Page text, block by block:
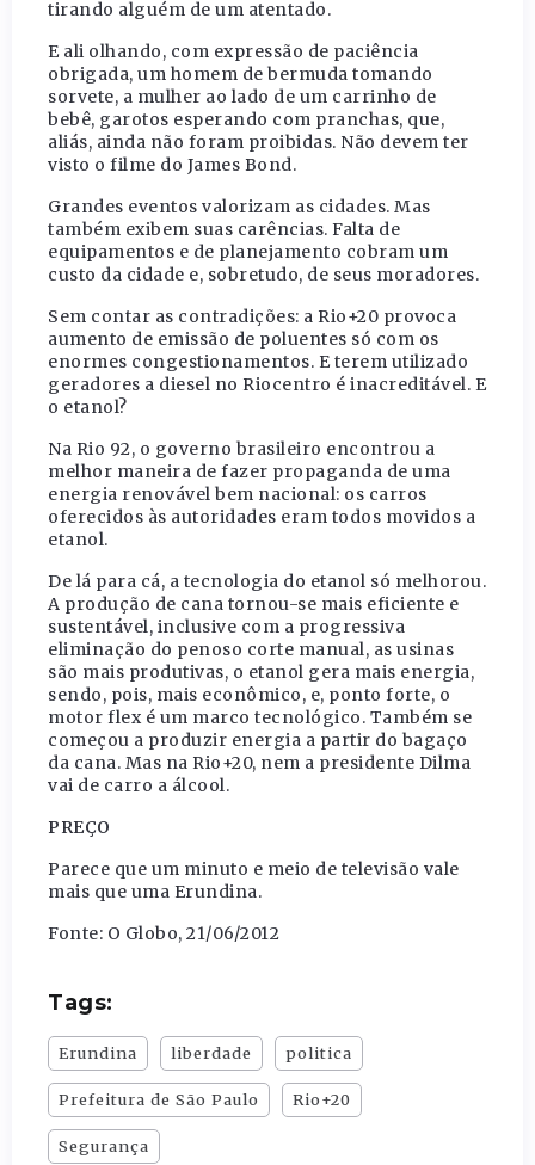
tirando alguém de um atentado.
E ali olhando, com expressão de paciência
obrigada, um homem de bermuda tomando
sorvete, a mulher ao lado de um carrinho de
bebê, garotos esperando com pranchas, que,
aliás, ainda não foram proibidas. Não devem ter
visto o filme do James Bond.
Grandes eventos valorizam as cidades. Mas
também exibem suas carências. Falta de
equipamentos e de planejamento cobram um
custo da cidade e, sobretudo, de seus moradores.
Sem contar as contradições: a Rio+20 provoca
aumento de emissão de poluentes só com os
enormes congestionamentos. E terem utilizado
geradores a diesel no Riocentro é inacreditável. E
o etanol?
Na Rio 92, o governo brasileiro encontrou a
melhor maneira de fazer propaganda de uma
energia renovável bem nacional: os carros
oferecidos às autoridades eram todos movidos a
etanol.
De lá para cá, a tecnologia do etanol só melhorou.
A produção de cana tornou-se mais eficiente e
sustentável, inclusive com a progressiva
eliminação do penoso corte manual, as usinas
são mais produtivas, o etanol gera mais energia,
sendo, pois, mais econômico, e, ponto forte, o
motor flex é um marco tecnológico. Também se
começou a produzir energia a partir do bagaço
da cana. Mas na Rio+20, nem a presidente Dilma
vai de carro a álcool.
PREÇO
Parece que um minuto e meio de televisão vale
mais que uma Erundina.
Fonte: O Globo, 21/06/2012
Tags:
Erundina liberdade politica
Prefeitura de São Paulo Rio+20
Segurança